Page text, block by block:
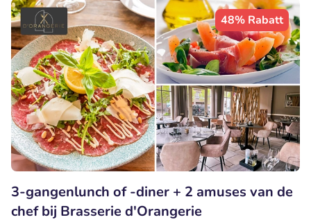
48% Rabatt
3-gangenlunch of -diner + 2 amuses van de
chef bij Brasserie d'Orangerie